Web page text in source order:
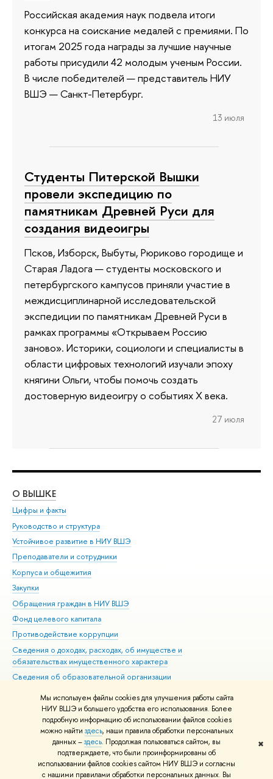
Мы используем файлы cookies для улучшения работы сайта
НИУ ВШЭ и большего удобства его использования. Более
подробную информацию об использовании файлов cookies
можно найти здесь, наши правила обработки персональных
данных –здесь. Продолжая пользоваться сайтом, вы
подтверждаете, что были проинформированы об
использовании файлов cookies сайтом НИУ ВШЭ и согласны
с нашими правилами обработки персональных данных. Вы
✖
Российская академия наук подвела итоги
конкурса на соискание медалей с премиями. По
итогам 2025 года награды за лучшие научные
работы присудили 42 молодым ученым России.
В числе победителей — представитель НИУ
ВШЭ — Санкт-Петербург.
13 июля
Студенты Питерской Вышки
провели экспедицию по
памятникам Древней Руси для
создания видеоигры
Псков, Изборск, Выбуты, Рюриково городище и
Старая Ладога — студенты московского и
петербургского кампусов приняли участие в
междисциплинарной исследовательской
экспедиции по памятникам Древней Руси в
рамках программы «Открываем Россию
заново». Историки, социологи и специалисты в
области цифровых технологий изучали эпоху
княгини Ольги, чтобы помочь создать
достоверную видеоигру о событиях X века.
27 июля
О ВЫШКЕ
Цифры и факты
Руководство и структура
Устойчивое развитие в НИУ ВШЭ
Преподаватели и сотрудники
Корпуса и общежития
Закупки
Обращения граждан в НИУ ВШЭ
Фонд целевого капитала
Противодействие коррупции
Сведения о доходах, расходах, об имуществе и
обязательствах имущественного характера
Сведения об образовательной организации
Людям с ограниченными возможностями здоровья
Единая платежная страница
Работа в Вышке
© НИУ ВШЭ 1993–2026 Адреса и контакты Условия использования
материалов Политика конфиденциальности Карта сайта